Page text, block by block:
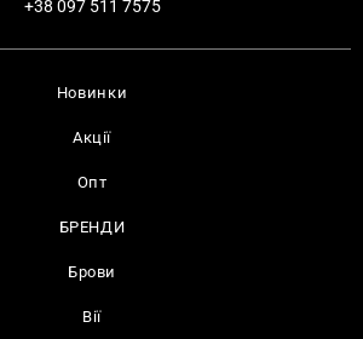
Новинки
Акції
Опт
БРЕНДИ
Брови
Вії
+38 097 511 7575